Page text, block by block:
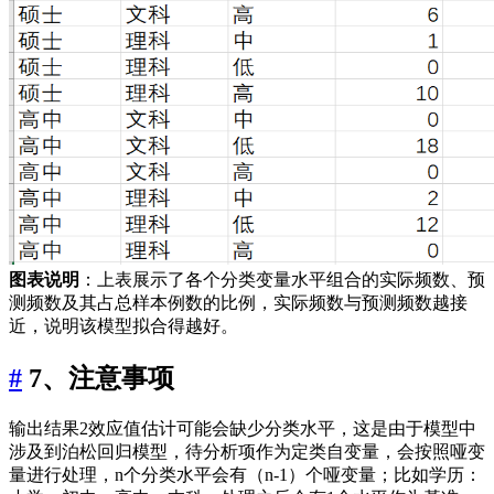
图表说明 ：上表展示了各个分类变量水平组合的实际频数、预
测频数及其占总样本例数的比例，实际频数与预测频数越接
近，说明该模型拟合得越好。
# 7、注意事项
输出结果2效应值估计可能会缺少分类水平，这是由于模型中
涉及到泊松回归模型，待分析项作为定类自变量，会按照哑变
量进行处理，n个分类水平会有（n-1）个哑变量；比如学历：